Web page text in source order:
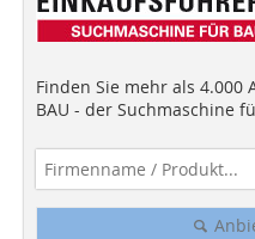
Finden Sie mehr als 4.000
BAU - der Suchmaschine